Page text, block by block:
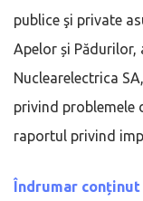
publice şi private
Apelor și
Nuclearelectrica
privind problemele
raportul privind
Îndrumar conținut